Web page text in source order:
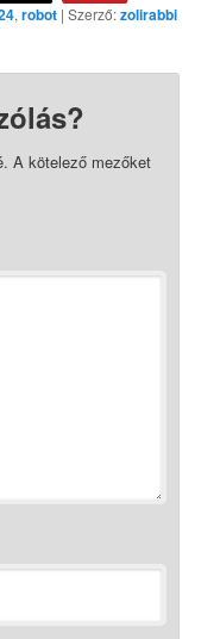
,robot | Szerző:zolirabbi
A kötelező mezőket